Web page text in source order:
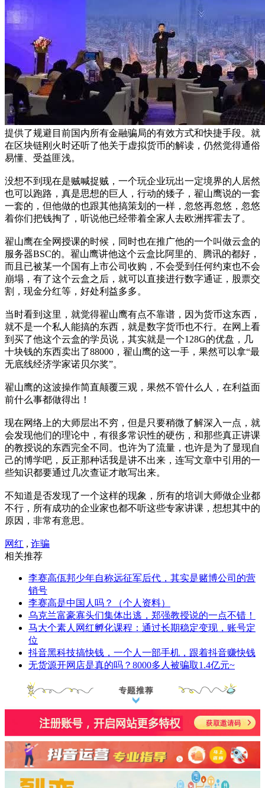
提供了规避目前国内所有金融骗局的有效方式和快捷手段。就
在区块链刚火时还听了他关于虚拟货币的解读，仍然觉得通俗
易懂、受益匪浅。
没想不到现在是贼喊捉贼，一个玩企业玩出一定境界的人居然
也可以跑路，真是思想的巨人，行动的矮子，翟山鹰说的一套
一套的，但他做的也跟其他搞策划的一样，忽悠再忽悠，忽悠
着你们把钱掏了，听说他已经带着全家人去欧洲挥霍去了。
翟山鹰在全网授课的时候，同时也在推广他的一个叫做云盒的
服务器BSC的。翟山鹰讲他这个云盒比阿里的、腾讯的都好，
而且已被某一个国有上市公司收购，不会受到任何约束也不会
崩塌，有了这个云盒之后，就可以直接进行数字通证，股票交
割，现金分红等，好处利益多多。
当时看到这里，就觉得翟山鹰有点不靠谱，因为货币这东西，
就不是一个私人能搞的东西，就是数字货币也不行。在网上看
到买了他这个云盒的学员说，其实就是一个128G的优盘，几
十块钱的东西卖出了88000，翟山鹰的这一手，果然可以拿“最
无底线经济学家诺贝尔奖”。
翟山鹰的这波操作简直颠覆三观，果然不管什么人，在利益面
前什么事都做得出！
现在网络上的大师层出不穷，但是只要稍微了解深入一点，就
会发现他们的理论中，有很多常识性的硬伤，和那些真正讲课
的教授说的东西完全不同。也许为了流量，也许是为了显现自
己的博学吧，反正那种话我是讲不出来，连写文章中引用的一
些知识都要通过几次查证才敢写出来。
不知道是否发现了一个这样的现象，所有的培训大师做企业都
不行，所有成功的企业家也都不听这些专家讲课，想想其中的
原因，非常有意思。
网红 , 诈骗
相关推荐
李赛高佤邦少年自称远征军后代，其实是赌博公司的营
销号
李赛高是中国人吗？（个人资料）
乌克兰富豪寡头们集体出逃，郑强教授说的一点不错！
马大个素人网红孵化课程：通过长期稳定变现，账号定
位
抖音黑科技搞快钱，一个人一部手机，跟着抖音赚快钱
无货源开网店是真的吗？8000多人被骗取1.4亿元~